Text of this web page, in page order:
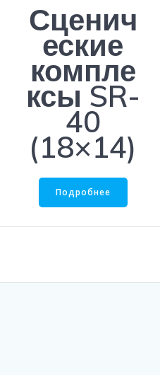
Сценич
еские
компле
ксы SR-
40
(18×14)
Подробнее